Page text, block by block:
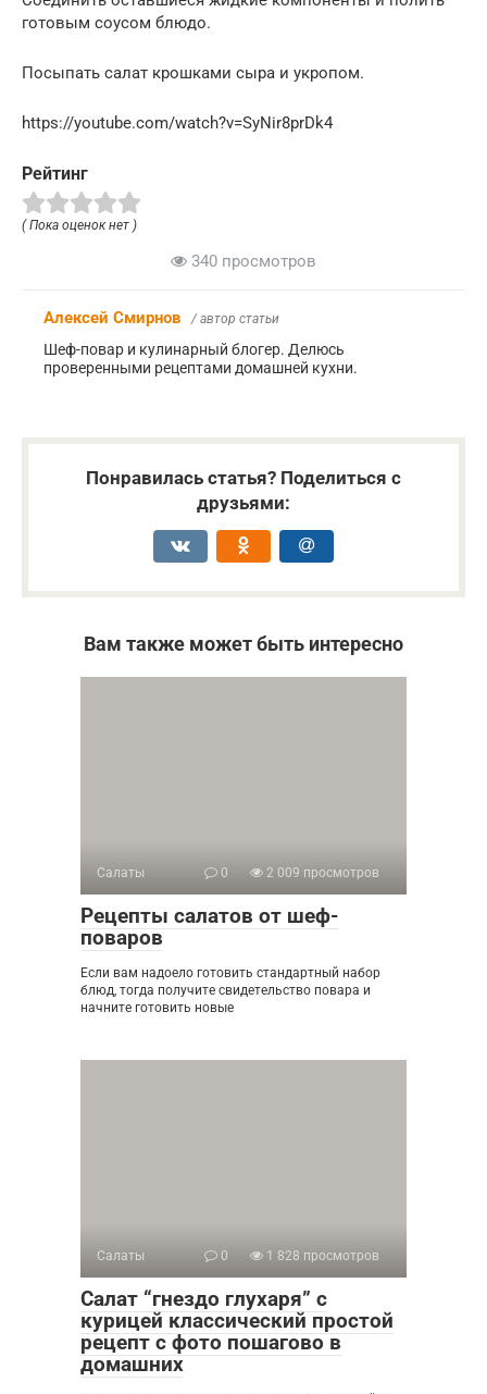
готовым соусом блюдо.
Посыпать салат крошками сыра и укропом.
https://youtube.com/watch?v=SyNir8prDk4
Рейтинг
( Пока оценок нет )
340 просмотров
Алексей Смирнов / автор статьи
Шеф-повар и кулинарный блогер. Делюсь
проверенными рецептами домашней кухни.
Понравилась статья? Поделиться с
друзьями:
Вам также может быть интересно
Салаты 0 2 009 просмотров
Рецепты салатов от шеф-
поваров
Если вам надоело готовить стандартный набор
блюд, тогда получите свидетельство повара и
начните готовить новые
Салаты 0 1 828 просмотров
Салат “гнездо глухаря” с
курицей классический простой
рецепт с фото пошагово в
домашних